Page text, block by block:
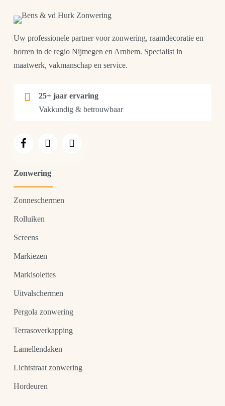
Uw professionele partner voor zonwering, raamdecoratie en
horren in de regio Nijmegen en Arnhem. Specialist in
maatwerk, vakmanschap en service.
25+ jaar ervaring
Vakkundig & betrouwbaar
Zonwering
Zonneschermen
Rolluiken
Screens
Markiezen
Markisolettes
Uitvalschermen
Pergola zonwering
Terrasoverkapping
Lamellendaken
Lichtstraat zonwering
Hordeuren